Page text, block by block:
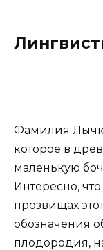
Фамилия
которое в
маленькую
Интересно,
прозвищах
обозначения
плодородия,